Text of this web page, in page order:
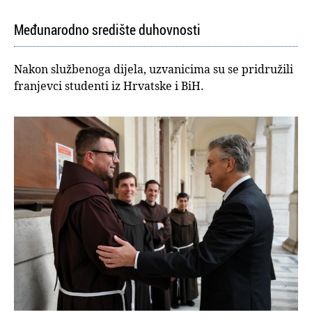
Međunarodno središte duhovnosti
Nakon službenoga dijela, uzvanicima su se pridružili
franjevci studenti iz Hrvatske i BiH.